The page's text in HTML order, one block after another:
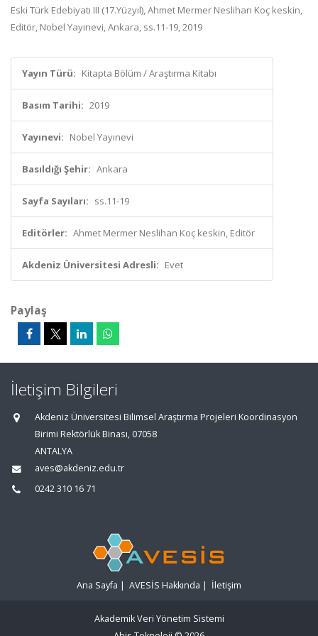
Eski Türk Edebiyatı III (17.Yüzyıl), Ahmet Mermer Neslihan Koç keskin,
Editör, Nobel Yayınevi, Ankara, ss.11-19, 2019
Yayın Türü: Kitapta Bölüm / Araştırma Kitabı
Basım Tarihi: 2019
Yayınevi: Nobel Yayınevi
Basıldığı Şehir: Ankara
Sayfa Sayıları: ss.11-19
Editörler: Ahmet Mermer Neslihan Koç keskin, Editör
Akdeniz Üniversitesi Adresli: Evet
Paylaş
İletişim Bilgileri
Akdeniz Üniversitesi Bilimsel Araştırma Projeleri Koordinasyon
Birimi Rektörlük Binası, 07058
ANTALYA
aves@akdeniz.edu.tr
0242 310 16 71
Ana Sayfa | AVESİS Hakkında | İletişim
Akademik Veri Yönetim Sistemi